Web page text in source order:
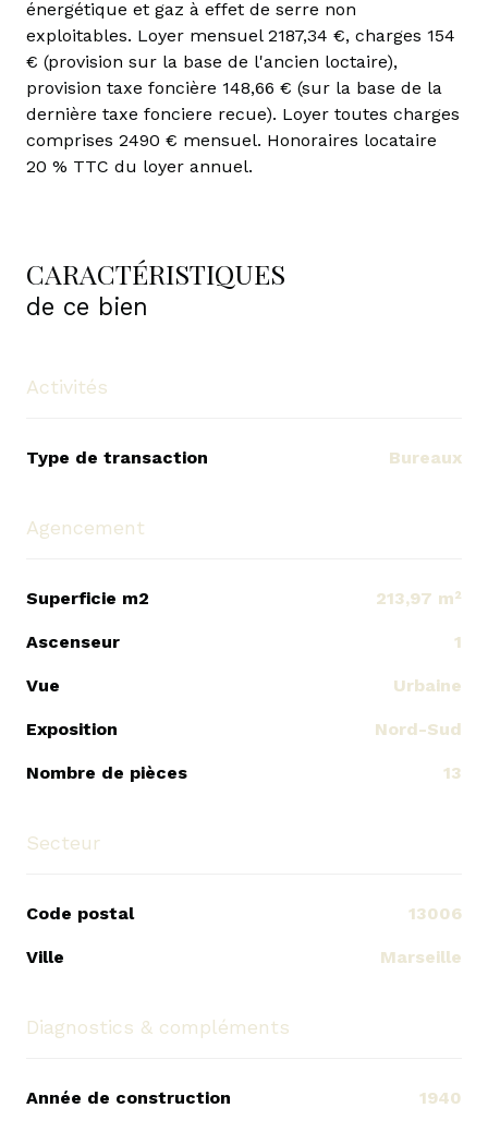
énergétique et gaz à effet de serre non
exploitables. Loyer mensuel 2187,34 €, charges 154
€ (provision sur la base de l'ancien loctaire),
provision taxe foncière 148,66 € (sur la base de la
dernière taxe fonciere recue). Loyer toutes charges
comprises 2490 € mensuel. Honoraires locataire
20 % TTC du loyer annuel.
CARACTÉRISTIQUES
de ce bien
Activités
Type de transaction Bureaux
Agencement
Superficie m2 213,97 m²
Ascenseur 1
Vue Urbaine
Exposition Nord-Sud
Nombre de pièces 13
Secteur
Code postal 13006
Ville Marseille
Diagnostics & compléments
Année de construction 1940